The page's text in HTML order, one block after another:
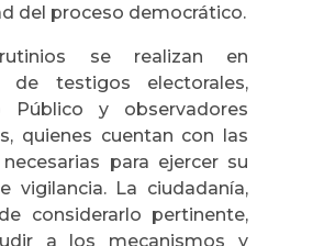
del proceso democrático.
se realizan en
de testigos electorales,
Público y observadores
quienes cuentan con las
para ejercer su
vigilancia. La ciudadanía,
considerarlo pertinente,
a los mecanismos y